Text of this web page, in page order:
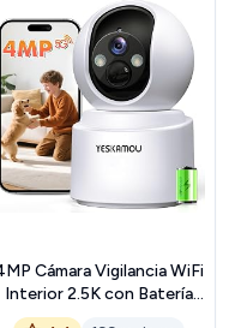
Cámara Vigilancia WiFi
Interior 2.5K con Batería
6000mAh, Camaras